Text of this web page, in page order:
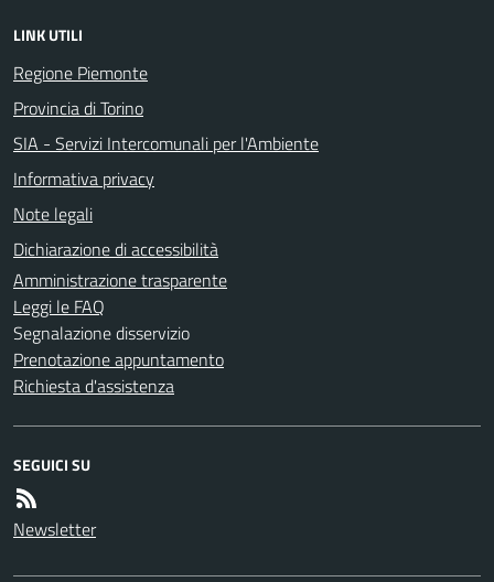
LINK UTILI
Regione Piemonte
Provincia di Torino
SIA - Servizi Intercomunali per l'Ambiente
Informativa privacy
Note legali
Dichiarazione di accessibilità
Amministrazione trasparente
Leggi le FAQ
Segnalazione disservizio
Prenotazione appuntamento
Richiesta d'assistenza
SEGUICI SU
Newsletter